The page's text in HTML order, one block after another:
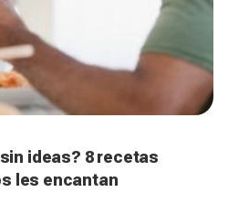
ideas? 8 recetas
les encantan